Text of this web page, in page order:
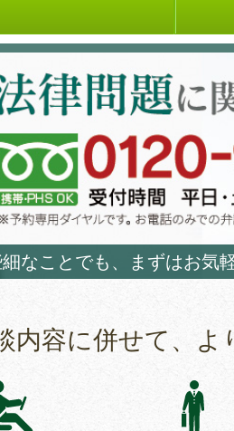
なことでも、まずはお気
内容に併せて、よ